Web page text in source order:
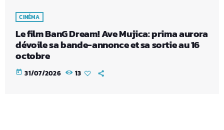
CINÉMA
Le film BanG Dream! Ave Mujica: prima aurora
dévoile sa bande-annonce et sa sortie au 16
octobre
today 31/07/2026 13